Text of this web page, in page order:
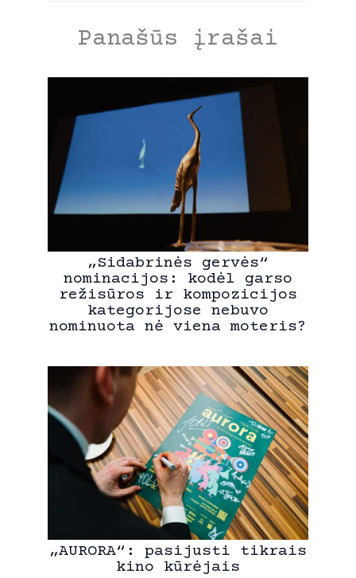
Panašūs įrašai
„Sidabrinės gervės“
nominacijos: kodėl garso
režisūros ir kompozicijos
kategorijose nebuvo
nominuota nė viena moteris?
„AURORA“: pasijusti tikrais
kino kūrėjais